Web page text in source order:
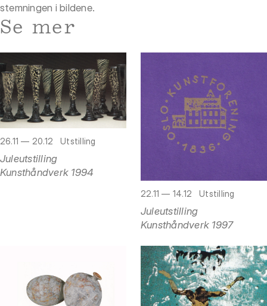
stemningen i bildene.
Se mer
26.11 — 20.12 Utstilling
Juleutstilling
Kunsthåndverk 1994
22.11 — 14.12 Utstilling
Juleutstilling
Kunsthåndverk 1997